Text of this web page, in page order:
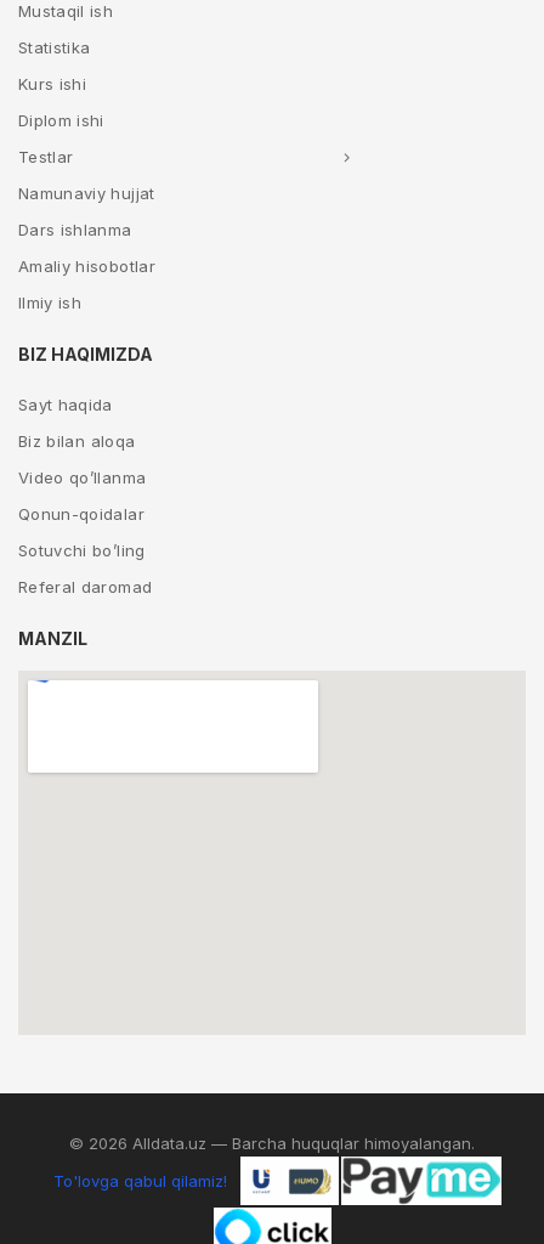
Mustaqil ish
Statistika
Kurs ishi
Diplom ishi
Testlar
Namunaviy hujjat
Dars ishlanma
Amaliy hisobotlar
Ilmiy ish
BIZ HAQIMIZDA
Sayt haqida
Biz bilan aloqa
Video qo’llanma
Qonun-qoidalar
Sotuvchi bo’ling
Referal daromad
MANZIL
© 2026 Alldata.uz — Barcha huquqlar himoyalangan.
To'lovga qabul qilamiz!